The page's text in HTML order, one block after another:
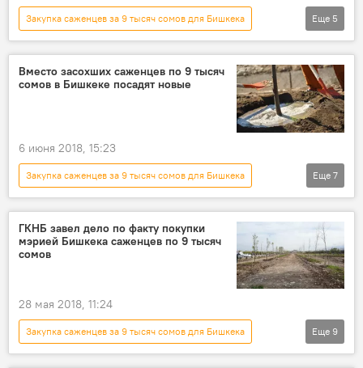
Закупка саженцев за 9 тысяч сомов для Бишкека
Общество
Новости
Кыргызстан
Бишкек
саженцы
Еще 5
Вместо засохших саженцев по 9 тысяч
сомов в Бишкеке посадят новые
6 июня 2018, 15:23
Закупка саженцев за 9 тысяч сомов для Бишкека
Общество
Новости
Кыргызстан
Бишкек
МП "Зеленхоз"
саженцы
цена
Еще 7
ГКНБ завел дело по факту покупки
мэрией Бишкека саженцев по 9 тысяч
сомов
28 мая 2018, 11:24
Закупка саженцев за 9 тысяч сомов для Бишкека
Общество
Новости
Кыргызстан
Еще 9